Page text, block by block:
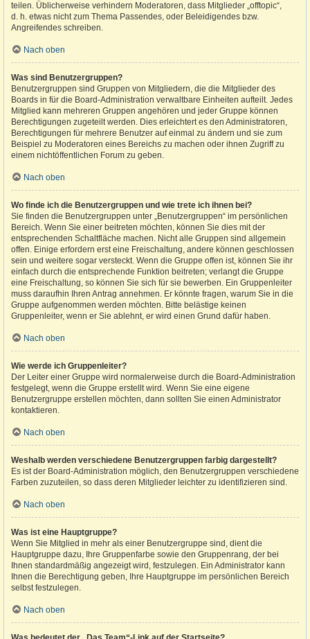
teilen. Üblicherweise verhindern Moderatoren, dass Mitglieder „offtopic“,
d. h. etwas nicht zum Thema Passendes, oder Beleidigendes bzw.
Angreifendes schreiben.
Nach oben
Was sind Benutzergruppen?
Benutzergruppen sind Gruppen von Mitgliedern, die die Mitglieder des
Boards in für die Board-Administration verwaltbare Einheiten aufteilt. Jedes
Mitglied kann mehreren Gruppen angehören und jeder Gruppe können
Berechtigungen zugeteilt werden. Dies erleichtert es den Administratoren,
Berechtigungen für mehrere Benutzer auf einmal zu ändern und sie zum
Beispiel zu Moderatoren eines Bereichs zu machen oder ihnen Zugriff zu
einem nichtöffentlichen Forum zu geben.
Nach oben
Wo finde ich die Benutzergruppen und wie trete ich ihnen bei?
Sie finden die Benutzergruppen unter „Benutzergruppen“ im persönlichen
Bereich. Wenn Sie einer beitreten möchten, können Sie dies mit der
entsprechenden Schaltfläche machen. Nicht alle Gruppen sind allgemein
offen. Einige erfordern erst eine Freischaltung, andere können geschlossen
sein und weitere sogar versteckt. Wenn die Gruppe offen ist, können Sie ihr
einfach durch die entsprechende Funktion beitreten; verlangt die Gruppe
eine Freischaltung, so können Sie sich für sie bewerben. Ein Gruppenleiter
muss daraufhin Ihren Antrag annehmen. Er könnte fragen, warum Sie in die
Gruppe aufgenommen werden möchten. Bitte belästige keinen
Gruppenleiter, wenn er Sie ablehnt, er wird einen Grund dafür haben.
Nach oben
Wie werde ich Gruppenleiter?
Der Leiter einer Gruppe wird normalerweise durch die Board-Administration
festgelegt, wenn die Gruppe erstellt wird. Wenn Sie eine eigene
Benutzergruppe erstellen möchten, dann sollten Sie einen Administrator
kontaktieren.
Nach oben
Weshalb werden verschiedene Benutzergruppen farbig dargestellt?
Es ist der Board-Administration möglich, den Benutzergruppen verschiedene
Farben zuzuteilen, so dass deren Mitglieder leichter zu identifizieren sind.
Nach oben
Was ist eine Hauptgruppe?
Wenn Sie Mitglied in mehr als einer Benutzergruppe sind, dient die
Hauptgruppe dazu, Ihre Gruppenfarbe sowie den Gruppenrang, der bei
Ihnen standardmäßig angezeigt wird, festzulegen. Ein Administrator kann
Ihnen die Berechtigung geben, Ihre Hauptgruppe im persönlichen Bereich
selbst festzulegen.
Nach oben